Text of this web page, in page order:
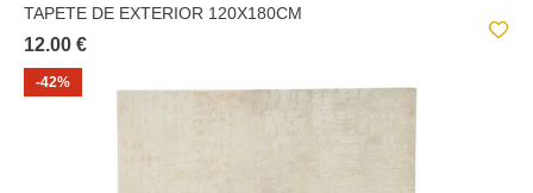
TAPETE DE EXTERIOR 120X180CM
12.00 €
-42%